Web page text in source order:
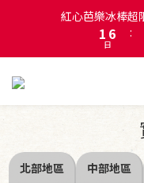
註冊會員即贈送
1
0
6
5
4
3
日
:
註冊會員即贈送
北部地區 中部地區